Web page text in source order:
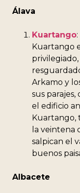
Álava
Kuartango:
Kuartango
Arkamo y
sus parajes,
el edificio
Kuartango,
la veintena
salpican el
buenos
Albacete